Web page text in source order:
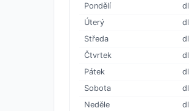
Pondělí
Úterý
Středa
Čtvrtek
Pátek
Sobota
Neděle